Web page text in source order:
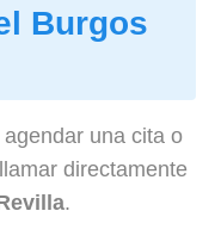
Burgos
una cita o
directamente
.